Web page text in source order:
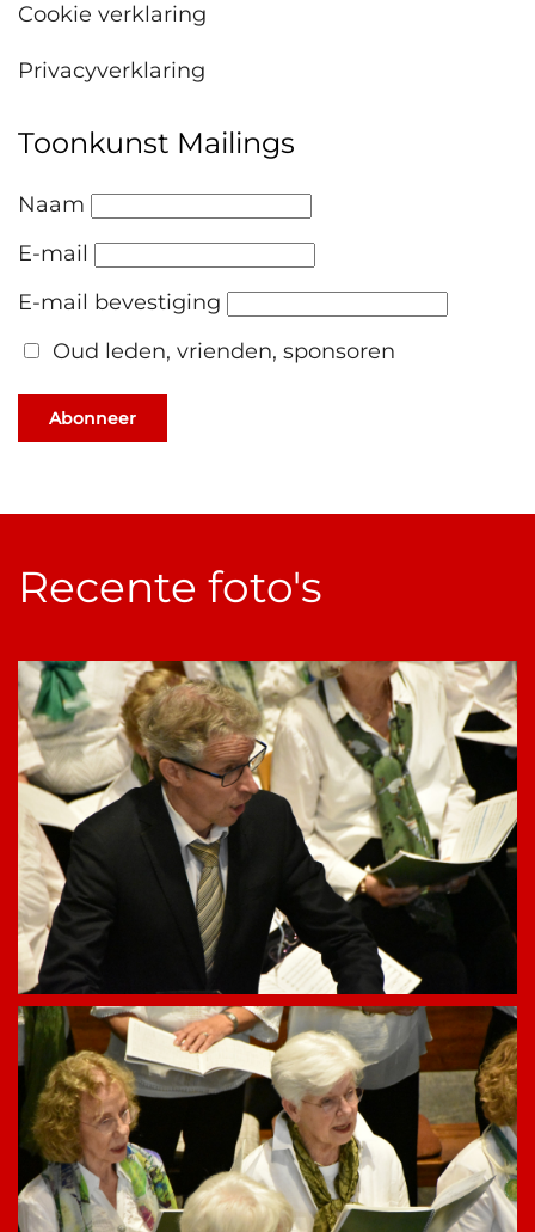
Cookie verklaring
Privacyverklaring
Toonkunst Mailings
Naam
E-mail
E-mail bevestiging
Oud leden, vrienden, sponsoren
Abonneer
Recente foto's